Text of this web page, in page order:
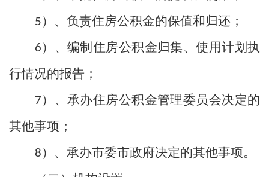
5）、负责住房公积金的保值和归还；
6）、编制住房公积金归集、使用计划执
行情况的报告；
7）、承办住房公积金管理委员会决定的
其他事项；
8）、承办市委市政府决定的其他事项。